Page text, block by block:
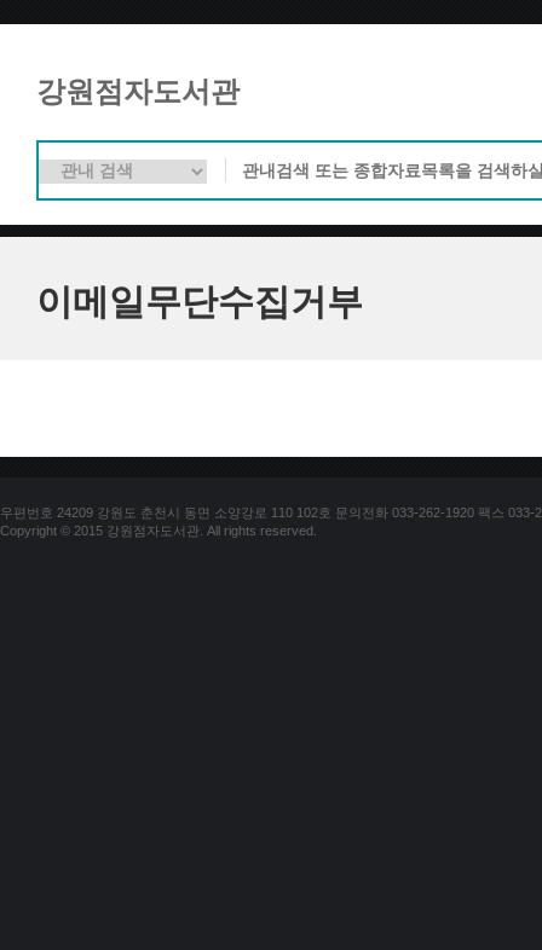
강원점자도서관
이메일무단수집거부
우편번호 24209 강원도 춘천시 동면 소양강로 110 102호 문의전화 033-262-1920 팩스 033-
Copyright © 2015 강원점자도서관. All rights reserved.